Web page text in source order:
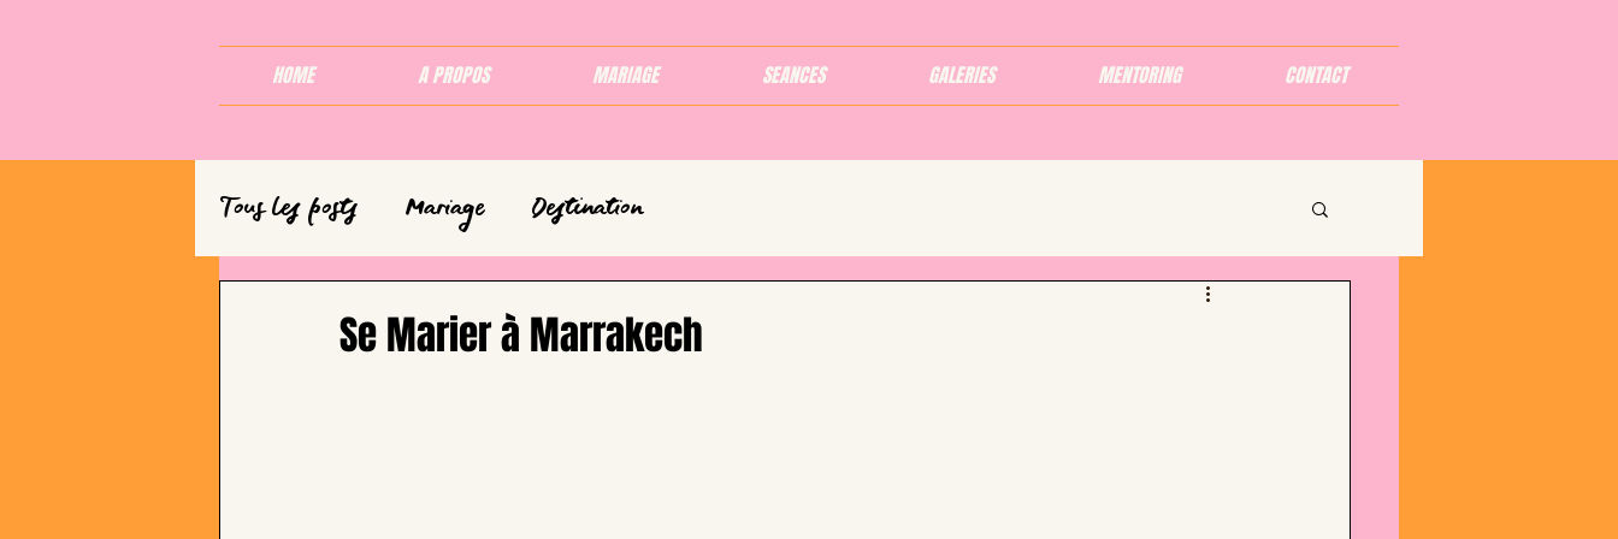
HOME A PROPOS MARIAGE SEANCES GALERIES MENTORING CONTACT
Tous les posts Mariage Destination
Se Marier à Marrakech